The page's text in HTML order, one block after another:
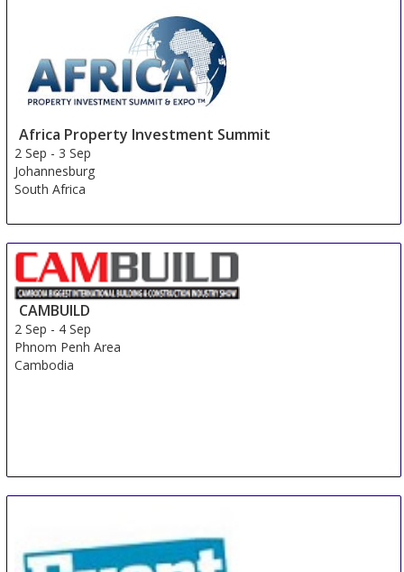
Africa Property Investment Summit
2 Sep - 3 Sep
Johannesburg
South Africa
CAMBUILD
2 Sep - 4 Sep
Phnom Penh Area
Cambodia